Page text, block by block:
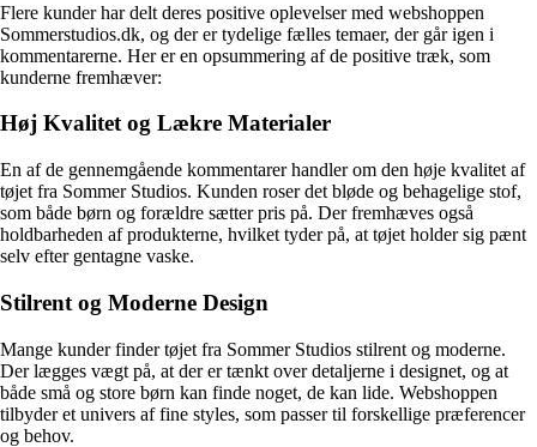
Flere kunder har delt deres positive oplevelser med webshoppen
Sommerstudios.dk, og der er tydelige fælles temaer, der går igen i
kommentarerne. Her er en opsummering af de positive træk, som
kunderne fremhæver:
Høj Kvalitet og Lækre Materialer
En af de gennemgående kommentarer handler om den høje kvalitet af
tøjet fra Sommer Studios. Kunden roser det bløde og behagelige stof,
som både børn og forældre sætter pris på. Der fremhæves også
holdbarheden af produkterne, hvilket tyder på, at tøjet holder sig pænt
selv efter gentagne vaske.
Stilrent og Moderne Design
Mange kunder finder tøjet fra Sommer Studios stilrent og moderne.
Der lægges vægt på, at der er tænkt over detaljerne i designet, og at
både små og store børn kan finde noget, de kan lide. Webshoppen
tilbyder et univers af fine styles, som passer til forskellige præferencer
og behov.